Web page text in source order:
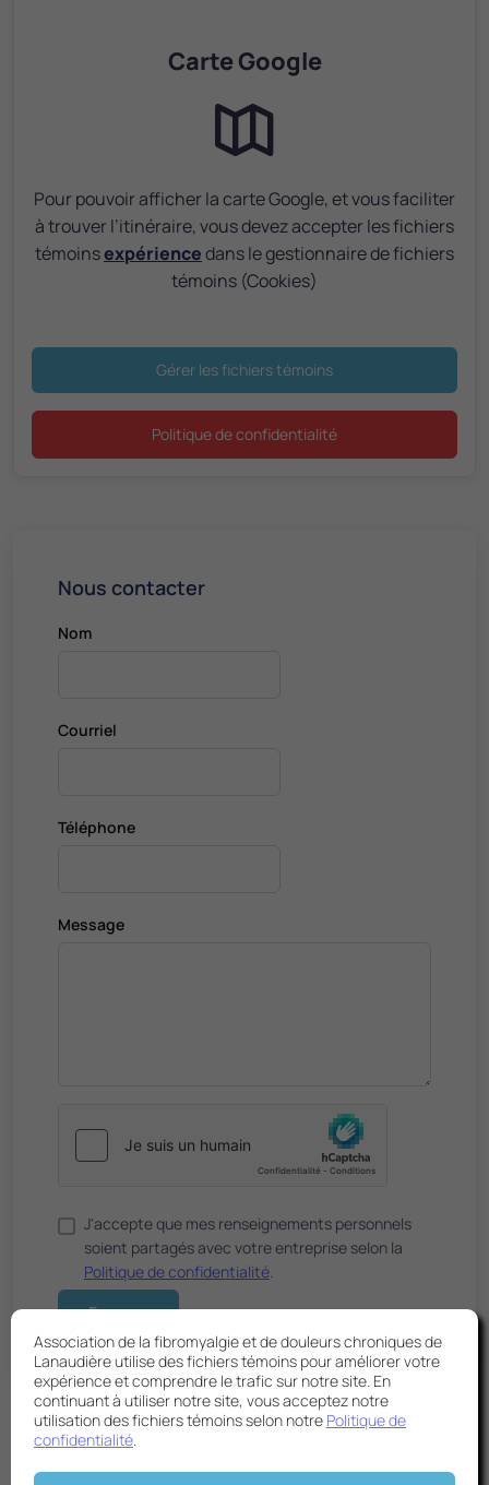
Carte Google
Pour pouvoir afficher la carte Google, et vous faciliter
à trouver l’itinéraire, vous devez accepter les fichiers
témoinsexpériencedans le gestionnaire de fichiers
témoins (Cookies)
Gérer les fichiers témoins
Politique de confidentialité
Nous contacter
Nom
Courriel
Téléphone
Message
J'accepte que mes renseignements personnels
soient partagés avec votre entreprise selon la
Politique de confidentialité.
Association de la fibromyalgie et de douleurs chroniques de
Lanaudière utilise des fichiers témoins pour améliorer votre
expérience et comprendre le trafic sur notre site. En
continuant à utiliser notre site, vous acceptez notre
utilisation des fichiers témoins selon notre Politique de
confidentialité.